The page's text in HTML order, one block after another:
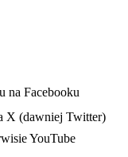
na Facebooku
X (dawniej Twitter)
YouTube